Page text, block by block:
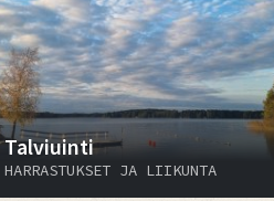
Talviuinti
HARRASTUKSET JA LIIKUNTA